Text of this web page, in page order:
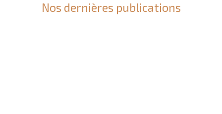
Nos dernières publications